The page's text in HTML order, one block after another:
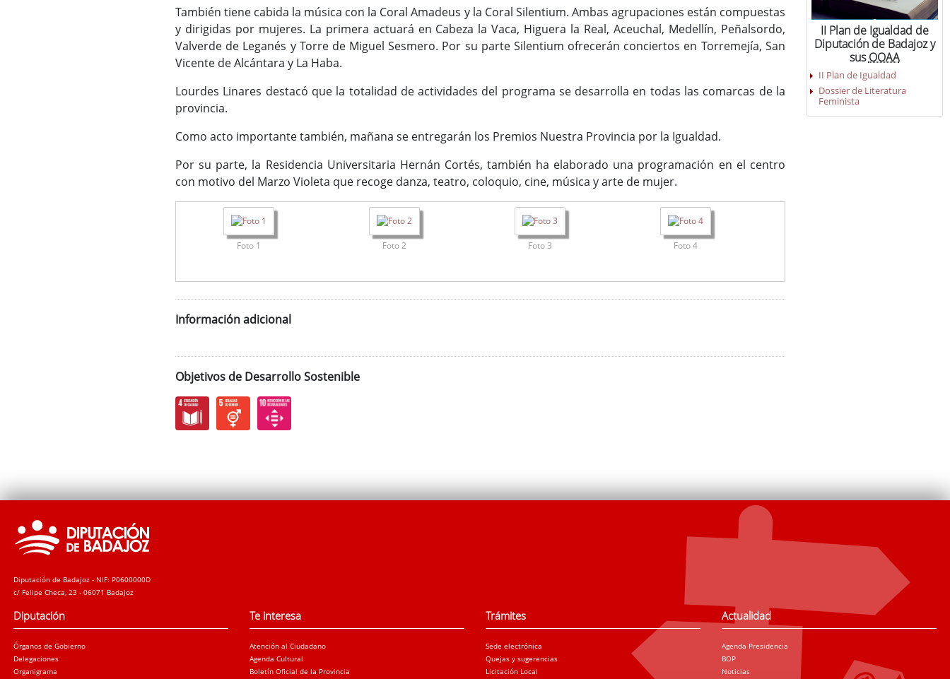
También tiene cabida la música con la Coral Amadeus y la Coral Silentium. Ambas agrupaciones están compuestas
y dirigidas por mujeres. La primera actuará en Cabeza la Vaca, Higuera la Real, Aceuchal, Medellín, Peñalsordo,
Valverde de Leganés y Torre de Miguel Sesmero. Por su parte Silentium ofrecerán conciertos en Torremejía, San
Vicente de Alcántara y La Haba.
Lourdes Linares destacó que la totalidad de actividades del programa se desarrolla en todas las comarcas de la
provincia.
Como acto importante también, mañana se entregarán los Premios Nuestra Provincia por la Igualdad.
Por su parte, la Residencia Universitaria Hernán Cortés, también ha elaborado una programación en el centro
con motivo del Marzo Violeta que recoge danza, teatro, coloquio, cine, música y arte de mujer.
Foto 1 Foto 2 Foto 3 Foto 4
Información adicional
Objetivos de Desarrollo Sostenible
II Plan de Igualdad de
Diputación de Badajoz y
susOOAA
II Plan de Igualdad
Dossier de Literatura
Feminista
Diputación de Badajoz - NIF: P0600000D
c/ Felipe Checa, 23 - 06071 Badajoz
Diputación
Órganos de Gobierno
Delegaciones
Organigrama
Te interesa
Atención al Ciudadano
Agenda Cultural
Boletín Oficial de la Provincia
Trámites
Sede electrónica
Quejas y sugerencias
Licitación Local
Actualidad
Agenda Presidencia
BOP
Noticias